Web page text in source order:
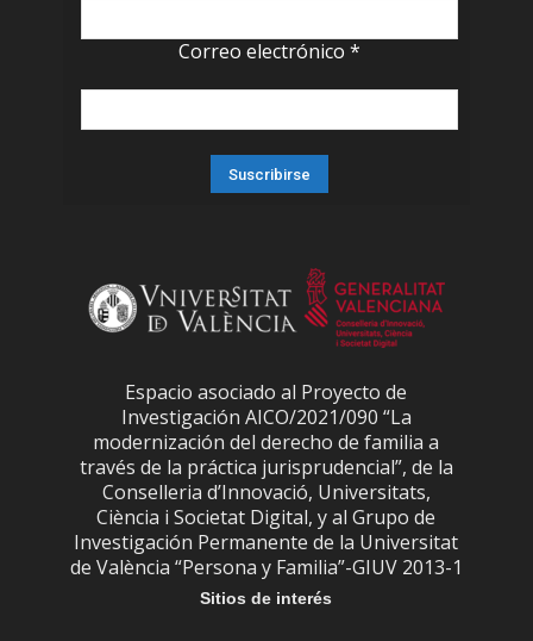
Correo electrónico *
Espacio asociado al Proyecto de
Investigación AICO/2021/090 “La
modernización del derecho de familia a
través de la práctica jurisprudencial”, de la
Conselleria d’Innovació, Universitats,
Ciència i Societat Digital, y al Grupo de
Investigación Permanente de la Universitat
de València “Persona y Familia”-GIUV 2013-1
Sitios de interés